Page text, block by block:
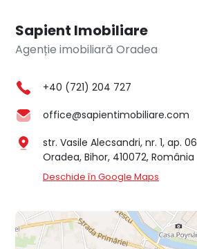
Sapient Imobiliare
Agenție imobiliară Oradea
+40 (721) 204 727
office@sapientimobiliare.com
str. Vasile Alecsandri, nr. 1, ap. 06
Oradea, Bihor, 410072, România
Deschide în Google Maps